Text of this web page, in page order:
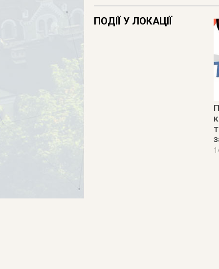
ПОДІЇ У ЛОКАЦІЇ